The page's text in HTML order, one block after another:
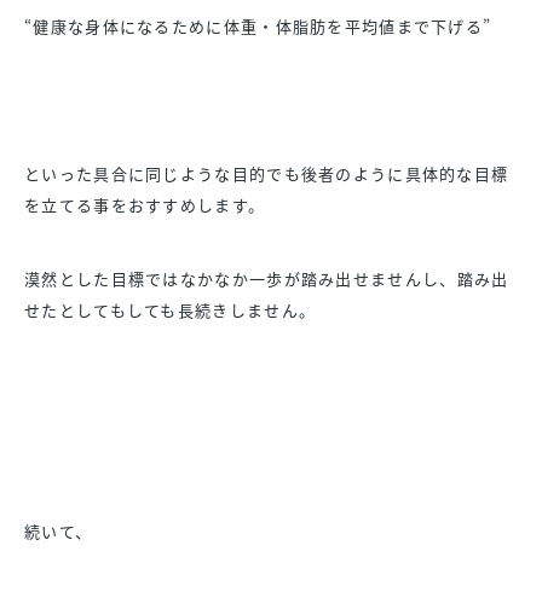
“健康な身体になるために体重・体脂肪を平均値まで下げる”
といった具合に同じような目的でも後者のように具体的な目標
を立 てる事をおすすめします。
漠然とした目標ではなかなか一歩が踏み出せませんし、 踏み出
せたとしてもしても長続きしません。
続いて、